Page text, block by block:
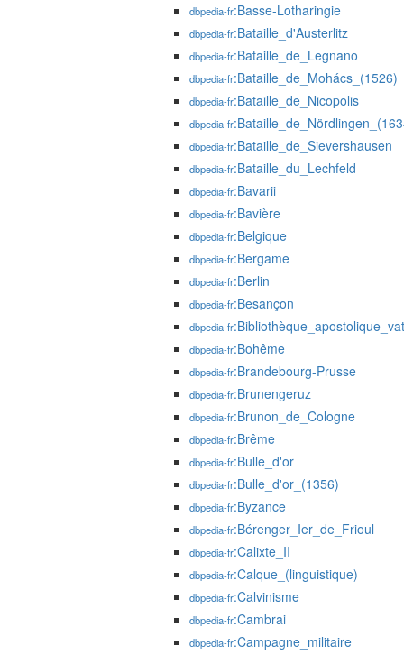
dbpedia-fr:Basse-Lotharingie
dbpedia-fr:Bataille_d'Austerlitz
dbpedia-fr:Bataille_de_Legnano
dbpedia-fr:Bataille_de_Mohács_(1526)
dbpedia-fr:Bataille_de_Nicopolis
dbpedia-fr
dbpedia-fr:Bataille_de_Sievershausen
dbpedia-fr:Bataille_du_Lechfeld
dbpedia-fr:Bavarii
dbpedia-fr:Bavière
dbpedia-fr:Belgique
dbpedia-fr:Bergame
dbpedia-fr:Berlin
dbpedia-fr:Besançon
dbpedia-fr
dbpedia-fr:Bohême
dbpedia-fr:Brandebourg-Prusse
dbpedia-fr:Brunengeruz
dbpedia-fr:Brunon_de_Cologne
dbpedia-fr:Brême
dbpedia-fr:Bulle_d'or
dbpedia-fr:Bulle_d'or_(1356)
dbpedia-fr:Byzance
dbpedia-fr:Bérenger_Ier_de_Frioul
dbpedia-fr:Calixte_II
dbpedia-fr:Calque_(linguistique)
dbpedia-fr:Calvinisme
dbpedia-fr:Cambrai
dbpedia-fr:Campagne_militaire